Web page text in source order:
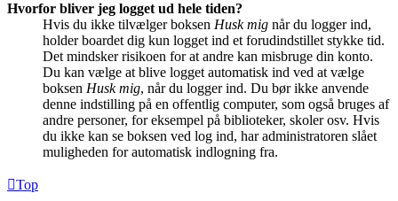
Hvorfor bliver jeg logget ud hele tiden?
Hvis du ikke tilvælger boksen Husk mig når du logger ind,
holder boardet dig kun logget ind et forudindstillet stykke tid.
Det mindsker risikoen for at andre kan misbruge din konto.
Du kan vælge at blive logget automatisk ind ved at vælge
boksen Husk mig, når du logger ind. Du bør ikke anvende
denne indstilling på en offentlig computer, som også bruges af
andre personer, for eksempel på biblioteker, skoler osv. Hvis
du ikke kan se boksen ved log ind, har administratoren slået
muligheden for automatisk indlogning fra.
Top